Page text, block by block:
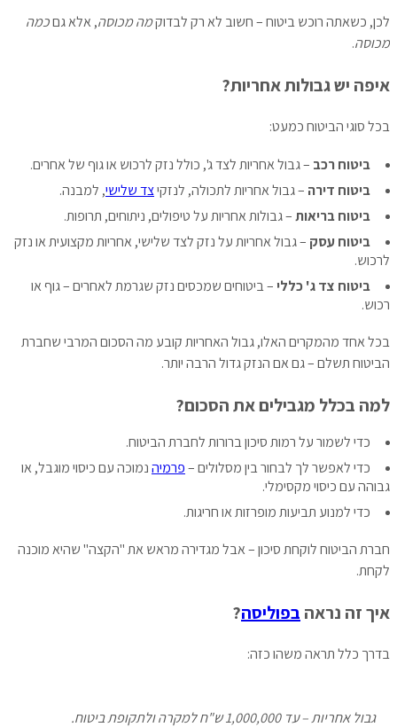
לכן, כשאתה רוכש ביטוח – חשוב לא רק לבדוקמה מכוסה, אלא גםכמה
מכוסה.
איפה יש גבולות אחריות?
בכל סוגי הביטוח כמעט:
ביטוח רכב– גבול אחריות לצד ג', כולל נזק לרכוש או גוף של אחרים.
ביטוח דירה– גבול אחריות לתכולה, לנזקיצד שלישי, למבנה.
ביטוח בריאות– גבולות אחריות על טיפולים, ניתוחים, תרופות.
ביטוח עסק– גבול אחריות על נזק לצד שלישי, אחריות מקצועית או נזק
לרכוש.
ביטוח צד ג' כללי– ביטוחים שמכסים נזק שגרמת לאחרים – גוף או
רכוש.
בכל אחד מהמקרים האלו, גבול האחריות קובע מה הסכום המרבי שחברת
הביטוח תשלם – גם אם הנזק גדול הרבה יותר.
למה בכלל מגבילים את הסכום?
כדי לשמור על רמות סיכון ברורות לחברת הביטוח.
כדי לאפשר לך לבחור בין מסלולים –פרמיהנמוכה עם כיסוי מוגבל, או
גבוהה עם כיסוי מקסימלי.
כדי למנוע תביעות מופרזות או חריגות.
חברת הביטוח לוקחת סיכון – אבל מגדירה מראש את "הקצה" שהיא מוכנה
לקחת.
איך זה נראהבפוליסה?
בדרך כלל תראה משהו כזה:
גבול אחריות – עד 1,000,000 ש"ח למקרה ולתקופת ביטוח.